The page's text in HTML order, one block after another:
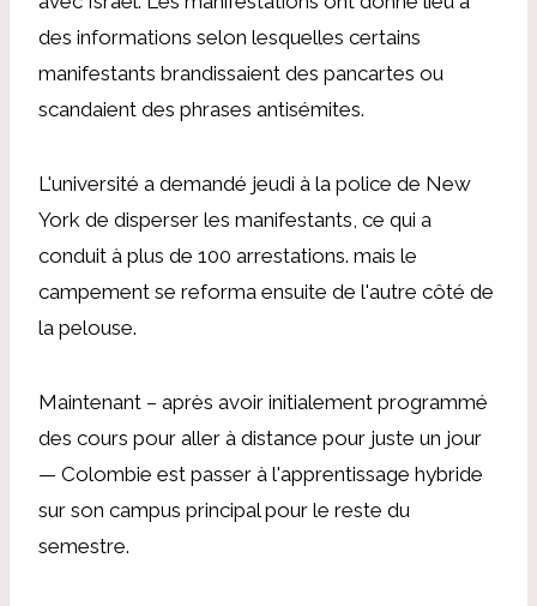
des informations selon lesquelles certains
manifestants brandissaient des pancartes ou
scandaient des phrases antisémites.
L'université a demandé jeudi à la police de New
York de disperser les manifestants, ce qui a
conduit à plus de 100 arrestations. mais le
campement se reforma ensuite de l'autre côté de
la pelouse.
Maintenant – après avoir initialement programmé
des cours pour aller à distance pour juste un jour
— Colombie est passer à l'apprentissage hybride
sur son campus principal pour le reste du
semestre.